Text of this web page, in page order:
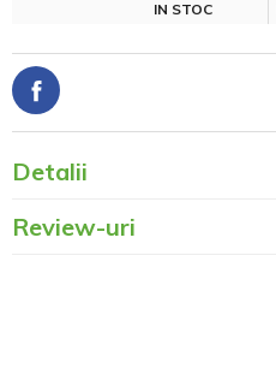
IN STOC
Detalii
Review-uri